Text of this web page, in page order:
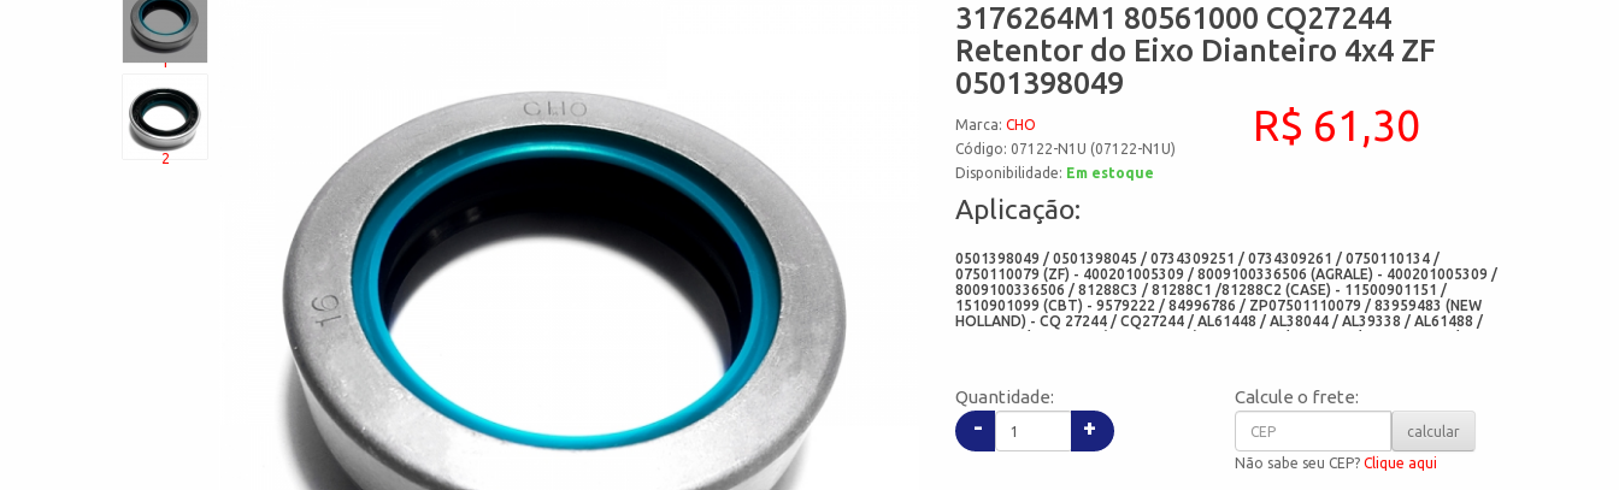
1
2
3176264M1 80561000 CQ27244
Retentor do Eixo Dianteiro 4x4 ZF
0501398049
Marca:CHO
Código: 07122-N1U (07122-N1U)
Disponibilidade: Em estoque
R$ 61,30
Aplicação:
0501398049 / 0501398045 / 0734309251 / 0734309261 / 0750110134 /
0750110079 (ZF) - 400201005309 / 8009100336506 (AGRALE) - 400201005309 /
8009100336506 / 81288C3 / 81288C1 /81288C2 (CASE) - 11500901151 /
1510901099 (CBT) - 9579222 / 84996786 / ZP07501110079 / 83959483 (NEW
HOLLAND) - CQ 27244 / CQ27244 / AL61448 / AL38044 / AL39338 / AL61488 /
DQ29341 / DQ29369 (JOHN DEERE) - 027536R1 / 3603236 / 1510901099 /
MZ0806002100A53 / MZ0806002100-A53 (MAHINDRA) -150901099 (DANA) -
8009103365006 / 81137800 (NI) - 5313BAG(E) / 5313 (ARCA RETENTORES) -
1248N (CORTECO BRASIL) - 0101691B / 12019329B (CORTECO FREUDENBERG) -
07122-N1U (CHO)
Quantidade:
- +
Calcule o frete:
calcular
Não sabe seu CEP?Clique aqui